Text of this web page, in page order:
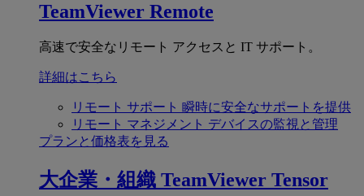
TeamViewer Remote
高速で安全なリモート アクセスと IT サポート。
詳細はこちら
リモート サポート 瞬時に安全なサポートを提供
リモート マネジメント デバイスの監視と管理
プランと価格表を見る
大企業・組織 TeamViewer Tensor